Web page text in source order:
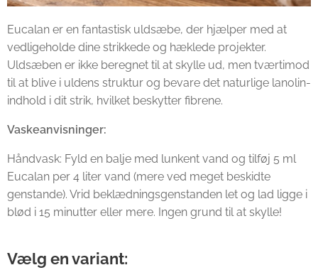
Eucalan er en fantastisk uldsæbe, der hjælper med at
vedligeholde dine strikkede og hæklede projekter.
Uldsæben er ikke beregnet til at skylle ud, men tværtimod
til at blive i uldens struktur og bevare det naturlige lanolin-
indhold i dit strik, hvilket beskytter fibrene.
Vaskeanvisninger:
Håndvask: Fyld en balje med lunkent vand og tilføj 5 ml
Eucalan per 4 liter vand (mere ved meget beskidte
genstande). Vrid beklædningsgenstanden let og lad ligge i
blød i 15 minutter eller mere. Ingen grund til at skylle!
Vælg en variant: